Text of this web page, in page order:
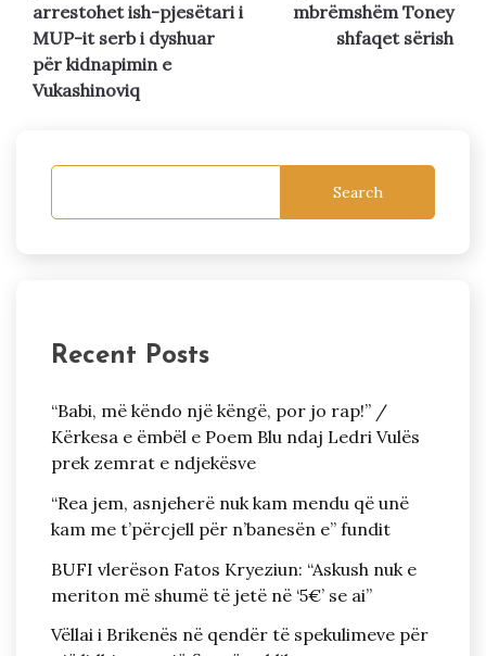
arrestohet ish-pjesëtari i
MUP-it serb i dyshuar
për kidnapimin e
Vukashinoviq
mbrëmshëm Toney
shfaqet sërish
Search
Recent Posts
“Babi, më këndo një këngë, por jo rap!” /
Kërkesa e ëmbël e Poem Blu ndaj Ledri Vulës
prek zemrat e ndjekësve
“Rea jem, asnjeherë nuk kam mendu që unë
kam me t’përcjell për n’banesën e” fundit
BUFI vlerëson Fatos Kryeziun: “Askush nuk e
meriton më shumë të jetë në ‘5€’ se ai”
Vëllai i Brikenës në qendër të spekulimeve për